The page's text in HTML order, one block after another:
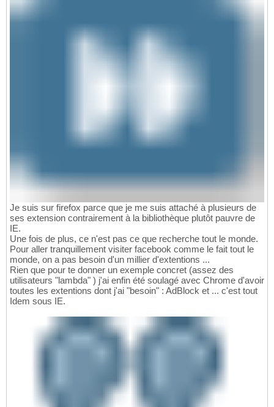
Je suis sur firefox parce que je me suis attaché à plusieurs de
ses extension contrairement à la bibliothèque plutôt pauvre de
IE.
Une fois de plus, ce n'est pas ce que recherche tout le monde.
Pour aller tranquillement visiter facebook comme le fait tout le
monde, on a pas besoin d'un millier d'extentions ...
Rien que pour te donner un exemple concret (assez des
utilisateurs "lambda" ) j'ai enfin été soulagé avec Chrome d'avoir
toutes les extentions dont j'ai "besoin" : AdBlock et ... c'est tout
Idem sous IE.